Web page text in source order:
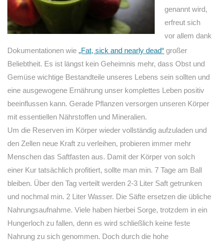
genannt wird,
erfreut sich
vor allem dank
Dokumentationen wie„Fat, sick and nearly dead“ großer
Beliebtheit. Es ist längst kein Geheimnis mehr, dass Obst und
Gemüse wichtige Bestandteile unseres Lebens sein sollten und
eine ausgewogene Ernährung unser komplettes Leben positiv
beeinflussen kann. Gerade Pflanzen versorgen unseren Körper
mit essentiellen Nährstoffen und Mineralien.
Um die Reserven im Körper wieder vollständig aufzuladen und
den Zellen neue Kraft zu verleihen, probieren immer mehr
Menschen das Saftfasten aus. Damit der Körper von solch
einer Kur tatsächlich profitiert, sollte man min. 7 Tage am Ball
bleiben. Über den Tag verteilt werden 2-3 Liter Saft getrunken
und nochmal min. 2 Liter Wasser. Die Säfte ersetzen die übliche
Nahrungsaufnahme. Viele haben hierbei Sorge, trotzdem in ein
Hungerloch zu fallen, denn es wird schließlich keine feste
Nahrung zu sich genommen. Doch durch die hohe